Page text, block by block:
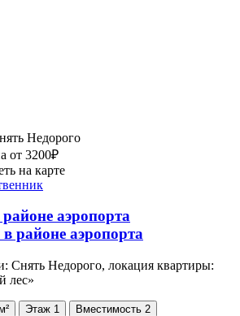
Недорого
от 3200₽
на карте
аэропорта
Снять Недорого, локация квартиры:
лес»
Этаж 1 Вместимость 2